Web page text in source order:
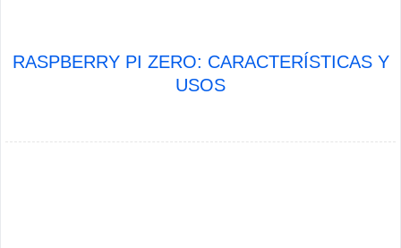
RASPBERRY PI ZERO: CARACTERÍSTICAS Y
USOS